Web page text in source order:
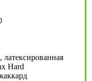
латексированная
Hard